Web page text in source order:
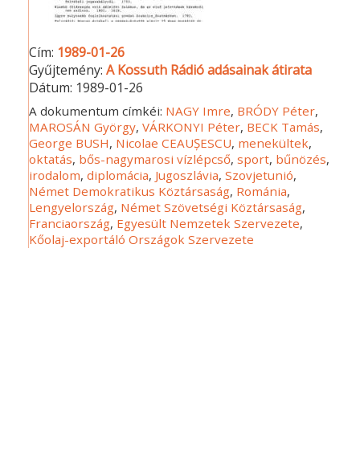
Cím: 1989-01-26
Gyűjtemény:A Kossuth Rádió adásainak átirata
Dátum: 1989-01-26
A dokumentum címkéi: NAGY Imre, BRÓDY Péter,
MAROSÁN György,VÁRKONYI Péter, BECK Tamás,
George BUSH, Nicolae CEAUȘESCU, menekültek,
oktatás, bős-nagymarosi vízlépcső,sport, bűnözés,
irodalom,diplomácia, Jugoszlávia,Szovjetunió,
Német Demokratikus Köztársaság, Románia,
Lengyelország, Német Szövetségi Köztársaság,
Franciaország, Egyesült Nemzetek Szervezete,
Kőolaj-exportáló Országok Szervezete